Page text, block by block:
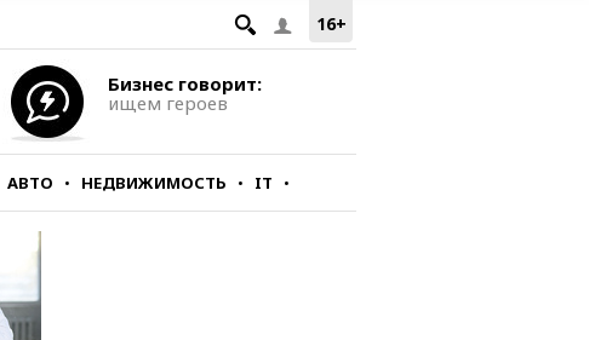
16+
Бизнес говорит:
ищем героев
АВТО НЕДВИЖИМОСТЬ IT